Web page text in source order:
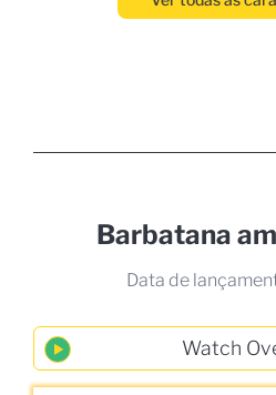
Barbatana
Data de